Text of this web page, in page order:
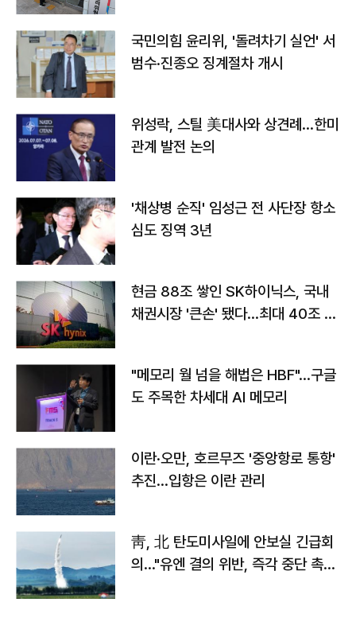
국민의힘 윤리위, '돌려차기 실언' 서
범수·진종오 징계절차 개시
위성락, 스틸 美대사와 상견례…한미
관계 발전 논의
'채상병 순직' 임성근 전 사단장 항소
심도 징역 3년
현금 88조 쌓인 SK하이닉스, 국내
채권시장 '큰손' 됐다…최대 40조 투
"메모리 월 넘을 해법은 HBF"…구글
도 주목한 차세대 AI 메모리
이란·오만, 호르무즈 '중앙항로 통항'
추진…입항은 이란 관리
靑, 北 탄도미사일에 안보실 긴급회
의…"유엔 결의 위반, 즉각 중단 촉